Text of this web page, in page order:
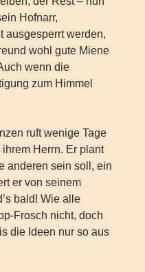
Hofnarr,
ausgesperrt werden,
wohl gute Miene
wenn die
zum Himmel
ruft wenige Tage
Herrn. Er plant
anderen sein soll, ein
er von seinem
bald! Wie alle
Frosch nicht, doch
die Ideen nur so aus